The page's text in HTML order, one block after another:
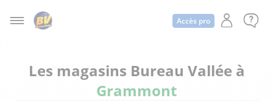
Accès pro
Les magasins Bureau Vallée à
Grammont